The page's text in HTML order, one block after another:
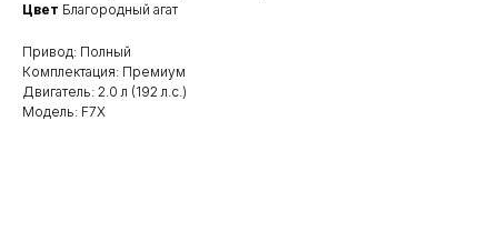
Цвет Благородный агат
Привод: Полный
Комплектация: Премиум
Двигатель: 2.0 л (192 л.с.)
Модель: F7X